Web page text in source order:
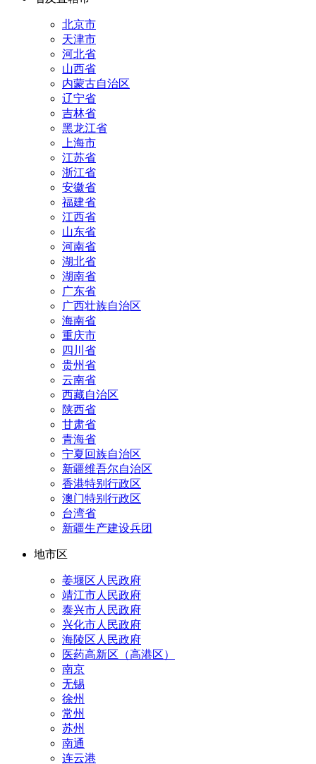
北京市
天津市
河北省
山西省
内蒙古自治区
辽宁省
吉林省
黑龙江省
上海市
江苏省
浙江省
安徽省
福建省
江西省
山东省
河南省
湖北省
湖南省
广东省
广西壮族自治区
海南省
重庆市
四川省
贵州省
云南省
西藏自治区
陕西省
甘肃省
青海省
宁夏回族自治区
新疆维吾尔自治区
香港特别行政区
澳门特别行政区
台湾省
新疆生产建设兵团
地市区
姜堰区人民政府
靖江市人民政府
泰兴市人民政府
兴化市人民政府
海陵区人民政府
医药高新区（高港区）
南京
无锡
徐州
常州
苏州
南通
连云港